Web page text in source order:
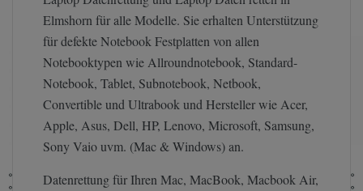
Elmshorn für alle Modelle. Sie erhalten Unterstützung
für defekte Notebook Festplatten von allen
Notebooktypen wie Allroundnotebook, Standard-
Notebook, Tablet, Subnotebook, Netbook,
Convertible und Ultrabook und Hersteller wie Acer,
Apple, Asus, Dell, HP, Lenovo, Microsoft, Samsung,
Sony Vaio uvm. (Mac & Windows) an.
Datenrettung für Ihren Mac, MacBook, Macbook Air,